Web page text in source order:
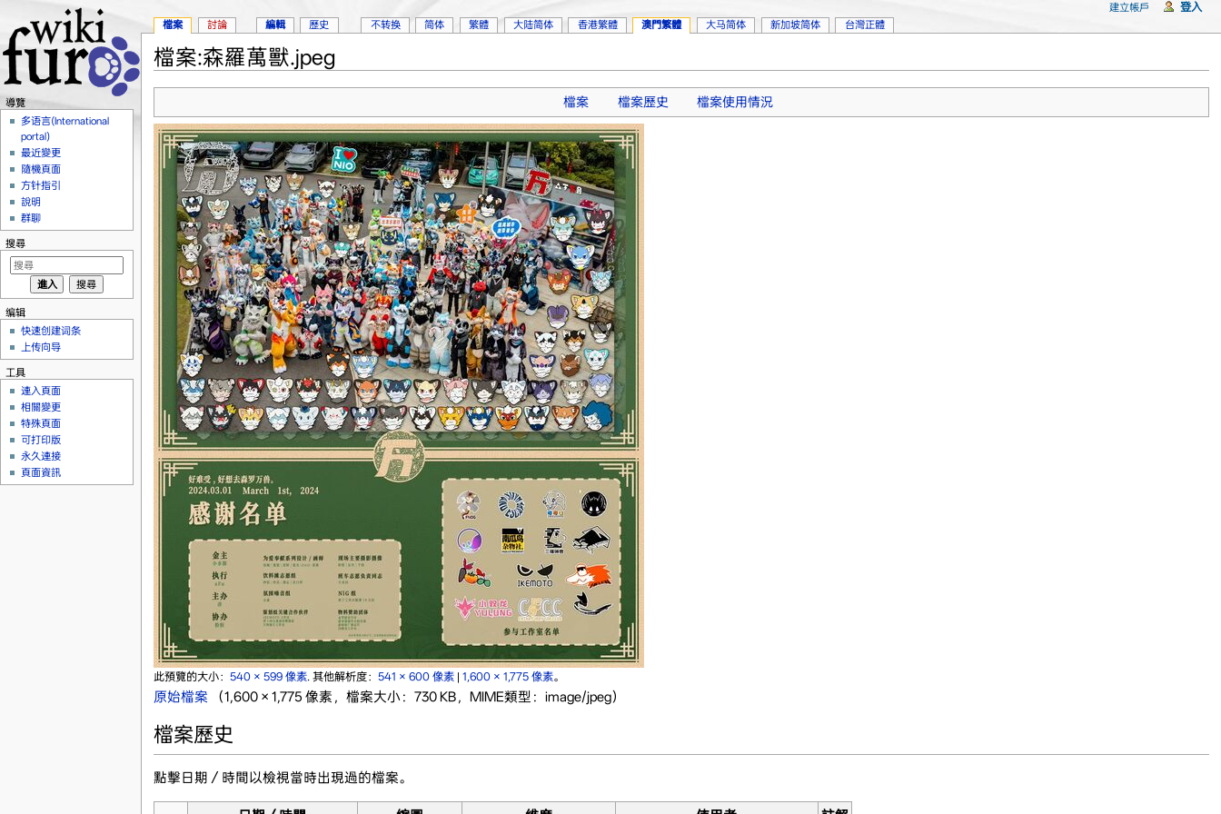
檔案:森羅萬獸.jpeg
檔案 檔案歷史 檔案使用情況
此預覽的大小： 540 × 599 像素. 其他解析度： 541 × 600 像素| 1,600 × 1,775 像素。
原始檔案 （1,600 × 1,775 像素，檔案大小：730 KB，MIME類型：image/jpeg）
檔案歷史
點擊日期／時間以檢視當時出現過的檔案。
檔案 討論 編輯 歷史 不转换 简体 繁體 大陆简体 香港繁體 澳門繁體 大马简体 新加坡简体 台灣正體
建立帳戶 登入
導覽
多语言(International
portal)
最近變更
隨機頁面
方针指引
說明
群聊
搜尋
编辑
快速创建词条
上传向导
工具
連入頁面
相關變更
特殊頁面
可打印版
永久連接
頁面資訊